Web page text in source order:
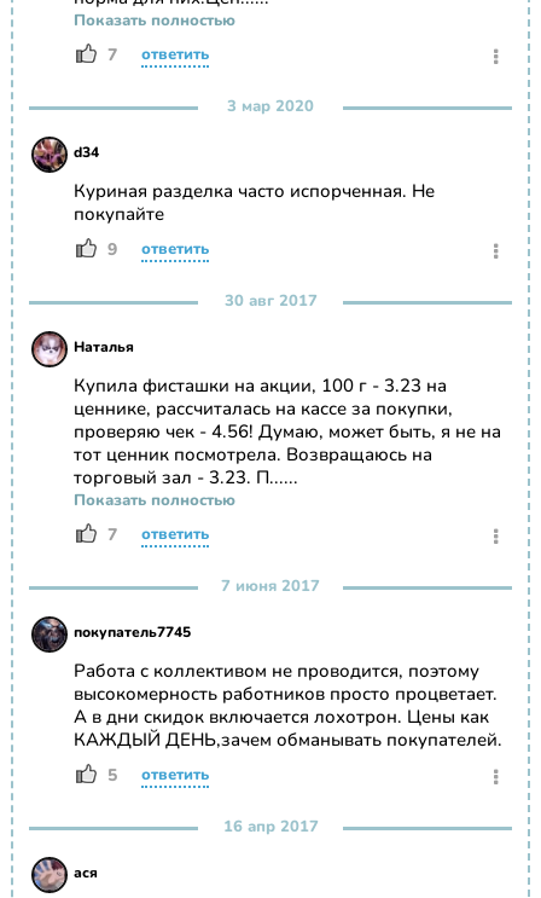
Показать полностью
7 ответить
3 мар 2020
d34
Куриная разделка часто испорченная. Не
покупайте
9 ответить
30 авг 2017
Наталья
Купила фисташки на акции, 100 г - 3.23 на
ценнике, рассчиталась на кассе за покупки,
проверяю чек - 4.56! Думаю, может быть, я не на
тот ценник посмотрела. Возвращаюсь на
торговый зал - 3.23. П......
Показать полностью
7 ответить
7 июня 2017
покупатель7745
Работа с коллективом не проводится, поэтому
высокомерность работников просто процветает.
А в дни скидок включается лохотрон. Цены как
КАЖДЫЙ ДЕНЬ,зачем обманывать покупателей.
5 ответить
16 апр 2017
ася